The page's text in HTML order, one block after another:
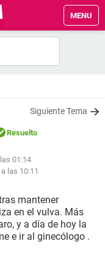
MENU
Siguiente Tema
Resuelto
01:14
las 10:11
mantener
en el vulva. Más
y a día de hoy la
e ir al ginecólogo .